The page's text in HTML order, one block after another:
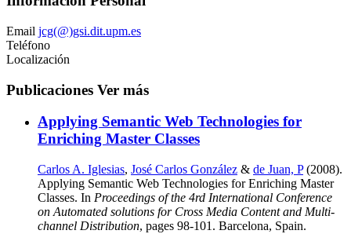
Email jcg(@)gsi.dit.upm.es
Teléfono
Localización
Publicaciones Ver más
Applying Semantic Web Technologies for
Enriching Master Classes
Carlos A. Iglesias, José Carlos González & de Juan, P(2008).
Applying Semantic Web Technologies for Enriching Master
Classes. In Proceedings of the 4rd International Conference
on Automated solutions for Cross Media Content and Multi-
channel Distribution, pages 98-101. Barcelona, Spain.